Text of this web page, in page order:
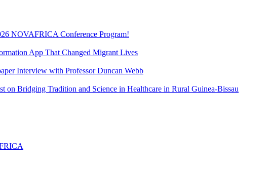
NOVAFRICA Conference Program!
App That Changed Migrant Lives
Interview with Professor Duncan Webb
Bridging Tradition and Science in Healthcare in Rural Guinea-Bissau